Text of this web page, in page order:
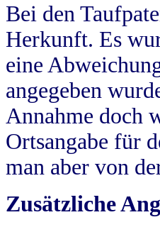
Bei den
Herkunft. Es
eine
angegeben
Annahme doch
Ortsangabe für
man aber von
Zusätzliche